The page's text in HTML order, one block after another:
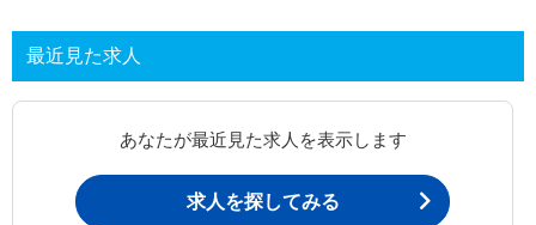
最近見た求人
あなたが最近見た求人を表示します
求人を探してみる